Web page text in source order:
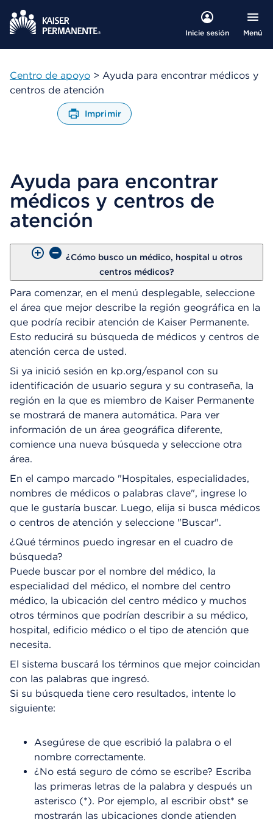
Inicie sesión Menú
Centro de apoyo > Ayuda para encontrar médicos y
centros de atención
Imprimir
A
n
C
u
o
d
D
i
á
l
g
o
Ayuda para encontrar
médicos y centros de
atención
¿Cómo busco un médico, hospital u otros
centros médicos?
Para comenzar, en el menú desplegable, seleccione
el área que mejor describe la región geográfica en la
que podría recibir atención de Kaiser Permanente.
Esto reducirá su búsqueda de médicos y centros de
atención cerca de usted.
Si ya inició sesión en kp.org/espanol con su
identificación de usuario segura y su contraseña, la
región en la que es miembro de Kaiser Permanente
se mostrará de manera automática. Para ver
información de un área geográfica diferente,
comience una nueva búsqueda y seleccione otra
área.
En el campo marcado "Hospitales, especialidades,
nombres de médicos o palabras clave", ingrese lo
que le gustaría buscar. Luego, elija si busca médicos
o centros de atención y seleccione "Buscar".
¿Qué términos puedo ingresar en el cuadro de
búsqueda?
Puede buscar por el nombre del médico, la
especialidad del médico, el nombre del centro
médico, la ubicación del centro médico y muchos
otros términos que podrían describir a su médico,
hospital, edificio médico o el tipo de atención que
necesita.
El sistema buscará los términos que mejor coincidan
con las palabras que ingresó.
Si su búsqueda tiene cero resultados, intente lo
siguiente:
Asegúrese de que escribió la palabra o el
nombre correctamente.
¿No está seguro de cómo se escribe? Escriba
las primeras letras de la palabra y después un
asterisco (*). Por ejemplo, al escribir obst* se
mostrarán las ubicaciones donde atienden